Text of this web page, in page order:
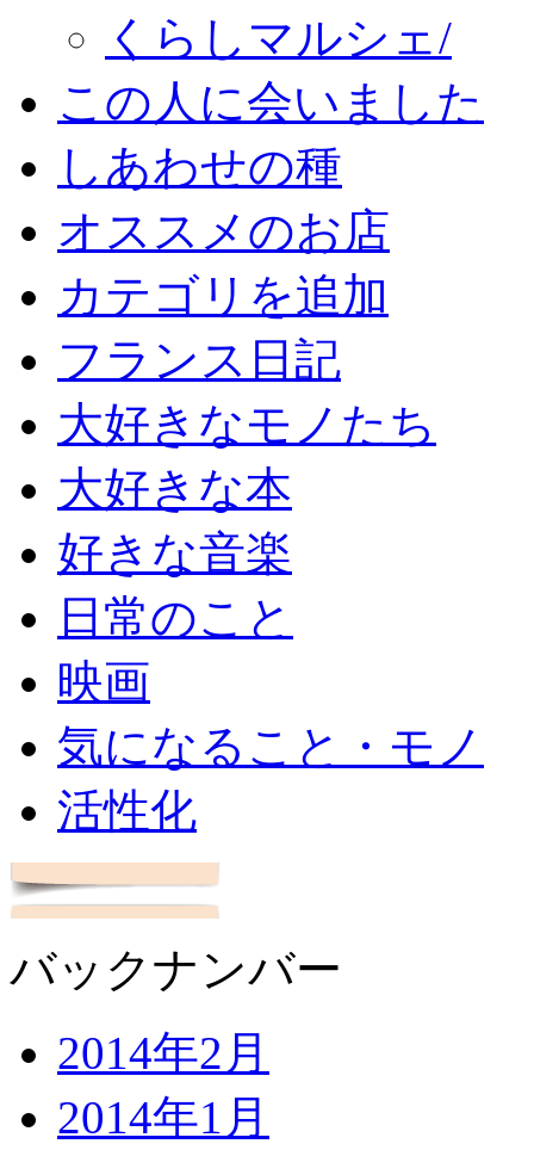
くらしマルシェ/
この人に会いました
しあわせの種
オススメのお店
カテゴリを追加
フランス日記
大好きなモノたち
大好きな本
好きな音楽
日常のこと
映画
気になること・モノ
活性化
バックナンバー
2014年2月
2014年1月